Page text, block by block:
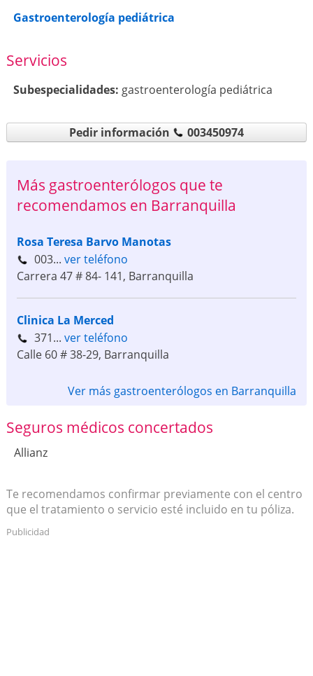
Gastroenterología pediátrica
Servicios
Subespecialidades: gastroenterología pediátrica
Pedir información 003450974
Más gastroenterólogos que te
recomendamos en Barranquilla
Rosa Teresa Barvo Manotas
003... ver teléfono
Carrera 47 # 84- 141, Barranquilla
Clinica La Merced
371... ver teléfono
Calle 60 # 38-29, Barranquilla
Ver más gastroenterólogos en Barranquilla
Seguros médicos concertados
Allianz
Te recomendamos confirmar previamente con el centro
que el tratamiento o servicio esté incluido en tu póliza.
Publicidad